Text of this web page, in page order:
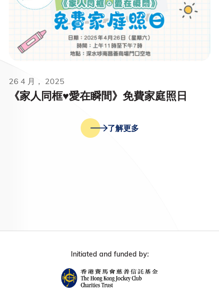
《家人同框♥️愛在瞬間》免費家庭照日
26 4 月， 2025
了解更多
Initiated and funded by: